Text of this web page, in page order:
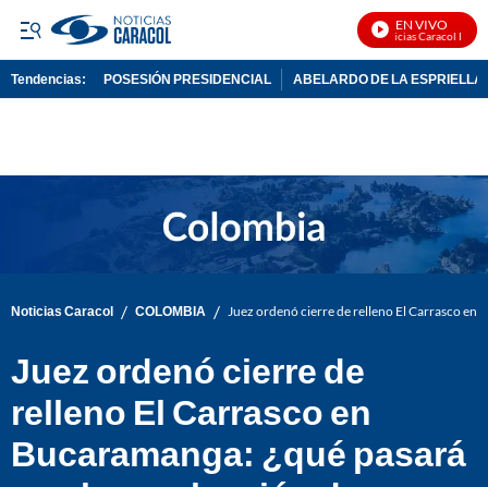
EN VIVO
Noticias Caracol En Vivo
Tendencias: POSESIÓN PRESIDENCIAL ABELARDO DE LA ESPRIELLA
Noticias Caracol / COLOMBIA / Juez ordenó cierre de relleno El Carrasco en
Juez ordenó cierre de
relleno El Carrasco en
Bucaramanga: ¿qué pasará